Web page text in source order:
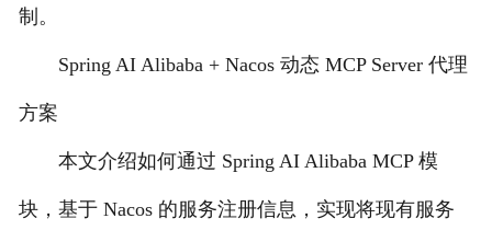
制。
Spring AI Alibaba + Nacos 动态 MCP Server 代理
方案
本文介绍如何通过 Spring AI Alibaba MCP 模
块，基于 Nacos 的服务注册信息，实现将现有服务